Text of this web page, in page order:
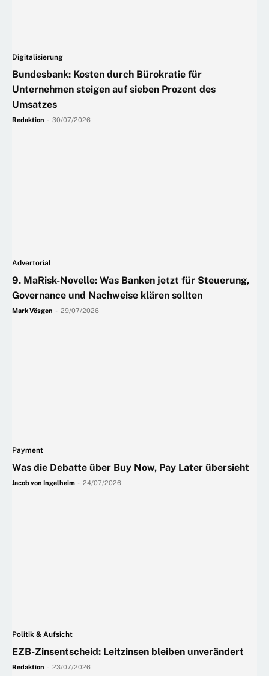
Digitalisierung
Bundesbank: Kosten durch Bürokratie für
Unternehmen steigen auf sieben Prozent des
Umsatzes
Redaktion 30/07/2026
Advertorial
9. MaRisk-Novelle: Was Banken jetzt für Steuerung,
Governance und Nachweise klären sollten
Mark Vösgen 29/07/2026
Payment
Was die Debatte über Buy Now, Pay Later übersieht
Jacob von Ingelheim 24/07/2026
Politik & Aufsicht
EZB-Zinsentscheid: Leitzinsen bleiben unverändert
Redaktion 23/07/2026